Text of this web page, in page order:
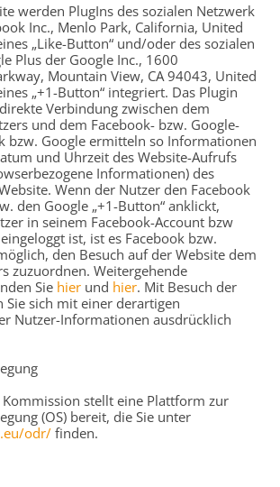
werden PlugIns des sozialen Netzwerk
Inc., Menlo Park, California, United
„Like-Button“ und/oder des sozialen
Plus der Google Inc., 1600
Mountain View, CA 94043, United
„+1-Button“ integriert. Das Plugin
Verbindung zwischen dem
und dem Facebook- bzw. Google-
bzw. Google ermitteln so Informationen
und Uhrzeit des Website-Aufrufs
Informationen) des
Wenn der Nutzer den Facebook
den Google „+1-Button“ anklickt,
in seinem Facebook-Account bzw
ist, ist es Facebook bzw.
den Besuch auf der Website dem
zuzuordnen. Weitergehende
Sie hier und hier. Mit Besuch der
Sie sich mit einer derartigen
Nutzer-Informationen ausdrücklich
Kommission stellt eine Plattform zur
(OS) bereit, die Sie unter
odr/ finden.